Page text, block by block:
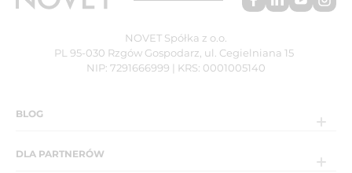
NOVET Spółka z o.o.
PL 95-030 Rzgów Gospodarz, ul. Cegielniana 15
NIP: 7291666999 | KRS: 0001005140
BLOG
DLA PARTNERÓW